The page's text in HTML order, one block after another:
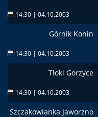
14:30 | 04.10.2003
Górnik Konin
14:30 | 04.10.2003
Tłoki Gorzyce
14:30 | 04.10.2003
Szczakowianka Jaworzno